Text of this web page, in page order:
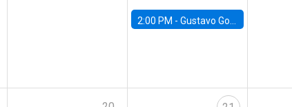
2:00 PM - Gustavo González - Banco Central de Chile